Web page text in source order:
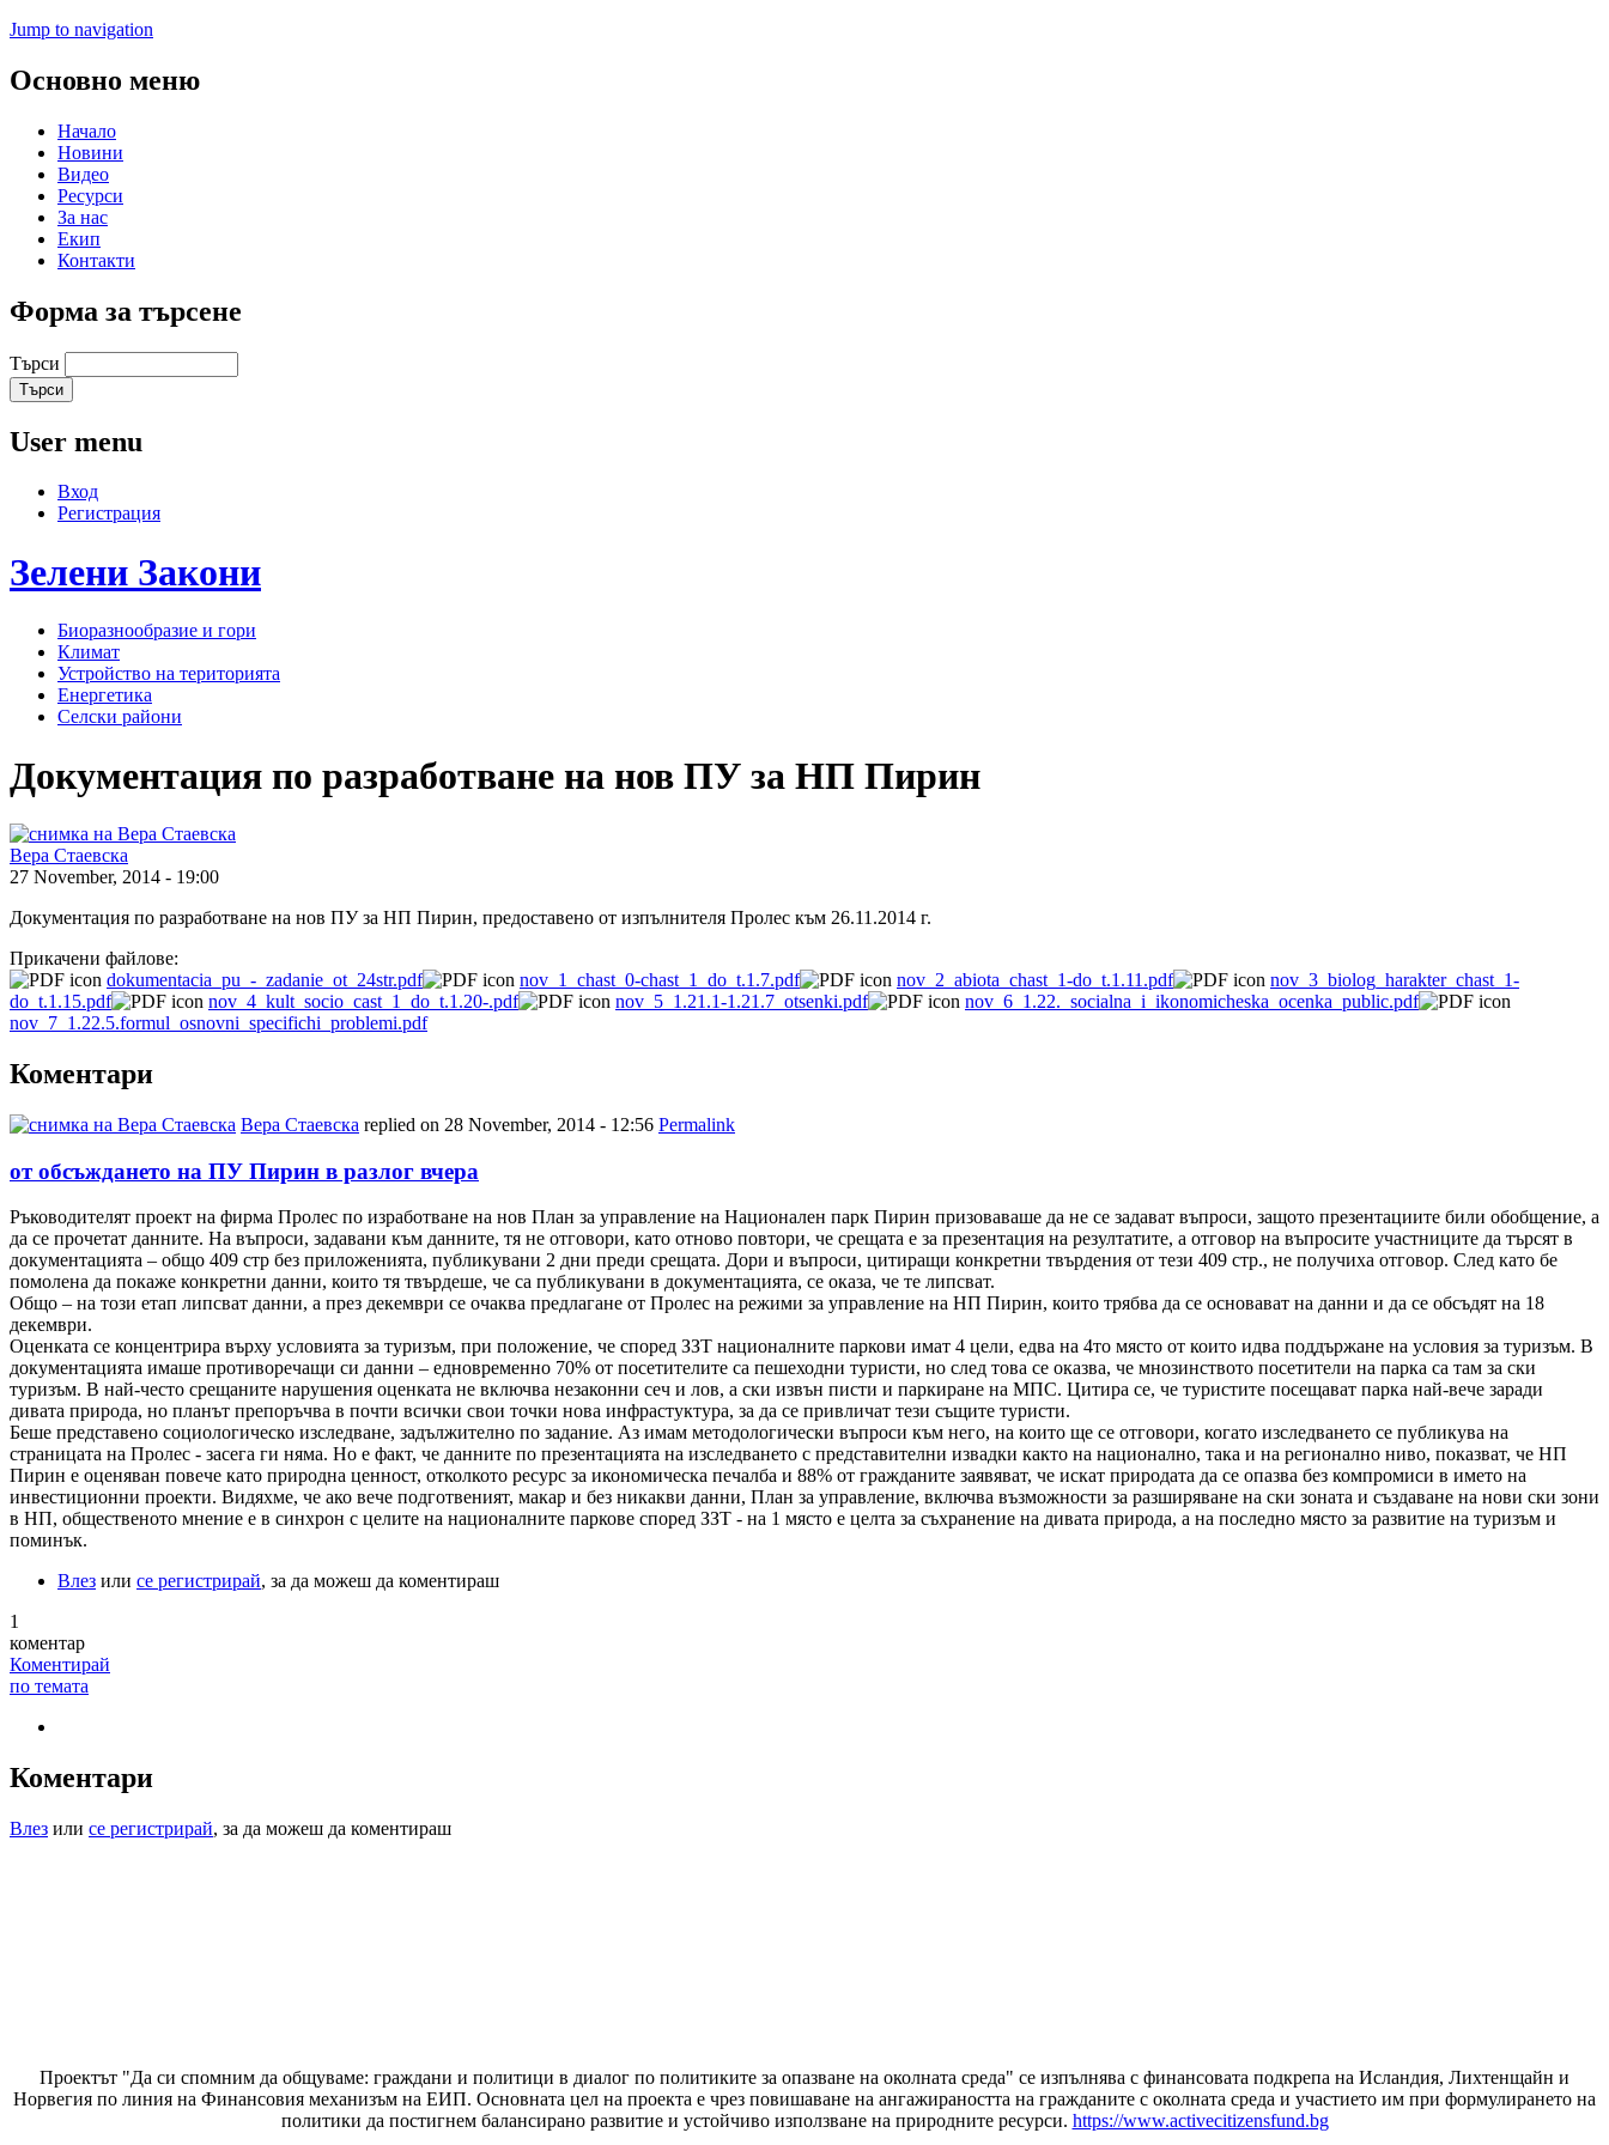
Jump to navigation
Основно меню
Начало
Новини
Видео
Ресурси
За нас
Екип
Контакти
Форма за търсене
Търси
User menu
Вход
Регистрация
Зелени Закони
Биоразнообразие и гори
Климат
Устройство на територията
Енергетика
Селски райони
Документация по разработване на нов ПУ за НП Пирин
Вера Стаевска
27 November, 2014 - 19:00
Документация по разработване на нов ПУ за НП Пирин, предоставено от изпълнителя Пролес към 26.11.2014 г.
Прикачени файлове:
dokumentacia_pu_-_zadanie_ot_24str.pdf
nov_1_chast_0-chast_1_do_t.1.7.pdf nov_2_abiota_chast_1-do_t.1.11.pdf
nov_3_biolog_harakter_chast_1-
do_t.1.15.pdf
nov_4_kult_socio_cast_1_do_t.1.20-.pdf nov_5_1.21.1-1.21.7_otsenki.pdf
nov_6_1.22._socialna_i_ikonomicheska_ocenka_public.pdf
nov_7_1.22.5.formul_osnovni_specifichi_problemi.pdf
Коментари
Вера Стаевска replied on 28 November, 2014 - 12:56 Permalink
от обсъждането на ПУ Пирин в разлог вчера
Ръководителят проект на фирма Пролес по изработване на нов План за управление на Национален парк Пирин призоваваше да не се задават въпроси, защото презентациите били обобщение, а
да се прочетат данните. На въпроси, задавани към данните, тя не отговори, като отново повтори, че срещата е за презентация на резултатите, а отговор на въпросите участниците да търсят в
документацията – общо 409 стр без приложенията, публикувани 2 дни преди срещата. Дори и въпроси, цитиращи конкретни твърдения от тези 409 стр., не получиха отговор. След като бе
помолена да покаже конкретни данни, които тя твърдеше, че са публикувани в документацията, се оказа, че те липсват.
Общо – на този етап липсват данни, а през декември се очаква предлагане от Пролес на режими за управление на НП Пирин, които трябва да се основават на данни и да се обсъдят на 18
декември.
Оценката се концентрира върху условията за туризъм, при положение, че според ЗЗТ националните паркови имат 4 цели, едва на 4то място от които идва поддържане на условия за туризъм. В
документацията имаше противоречащи си данни – едновременно 70% от посетителите са пешеходни туристи, но след това се оказва, че мнозинството посетители на парка са там за ски
туризъм. В най-често срещаните нарушения оценката не включва незаконни сеч и лов, а ски извън писти и паркиране на МПС. Цитира се, че туристите посещават парка най-вече заради
дивата природа, но планът препоръчва в почти всички свои точки нова инфрастуктура, за да се привличат тези същите туристи.
Беше представено социологическо изследване, задължително по задание. Аз имам методологически въпроси към него, на които ще се отговори, когато изследването се публикува на
страницата на Пролес - засега ги няма. Но е факт, че данните по презентацията на изследването с представителни извадки както на национално, така и на регионално ниво, показват, че НП
Пирин е оценяван повече като природна ценност, отколкото ресурс за икономическа печалба и 88% от гражданите заявяват, че искат природата да се опазва без компромиси в името на
инвестиционни проекти. Видяхме, че ако вече подготвеният, макар и без никакви данни, План за управление, включва възможности за разширяване на ски зоната и създаване на нови ски зони
в НП, общественото мнение е в синхрон с целите на националните паркове според ЗЗТ - на 1 място е целта за съхранение на дивата природа, а на последно място за развитие на туризъм и
поминък.
Влез или се регистрирай, за да можеш да коментираш
1
коментар
Коментирай
по темата
Коментари
Влез или се регистрирай, за да можеш да коментираш
Проектът "Да си спомним да общуваме: граждани и политици в диалог по политиките за опазване на околната среда" се изпълнява с финансовата подкрепа на Исландия, Лихтенщайн и
Норвегия по линия на Финансовия механизъм на ЕИП. Основната цел на проекта е чрез повишаване на ангажираността на гражданите с околната среда и участието им при формулирането на
политики да постигнем балансирано развитие и устойчиво използване на природните ресурси. https://www.activecitizensfund.bg